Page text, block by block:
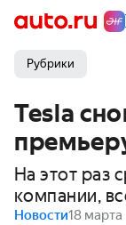
Рубрики
Tesla
На этот раз
компании,
Новости18 марта